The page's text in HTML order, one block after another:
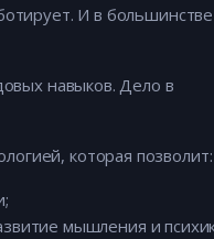
И в большинстве
навыков. Дело в
которая позволит:
мышления и